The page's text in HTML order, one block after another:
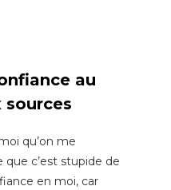
au
sources
qu’on me
que c’est stupide de
en moi, car